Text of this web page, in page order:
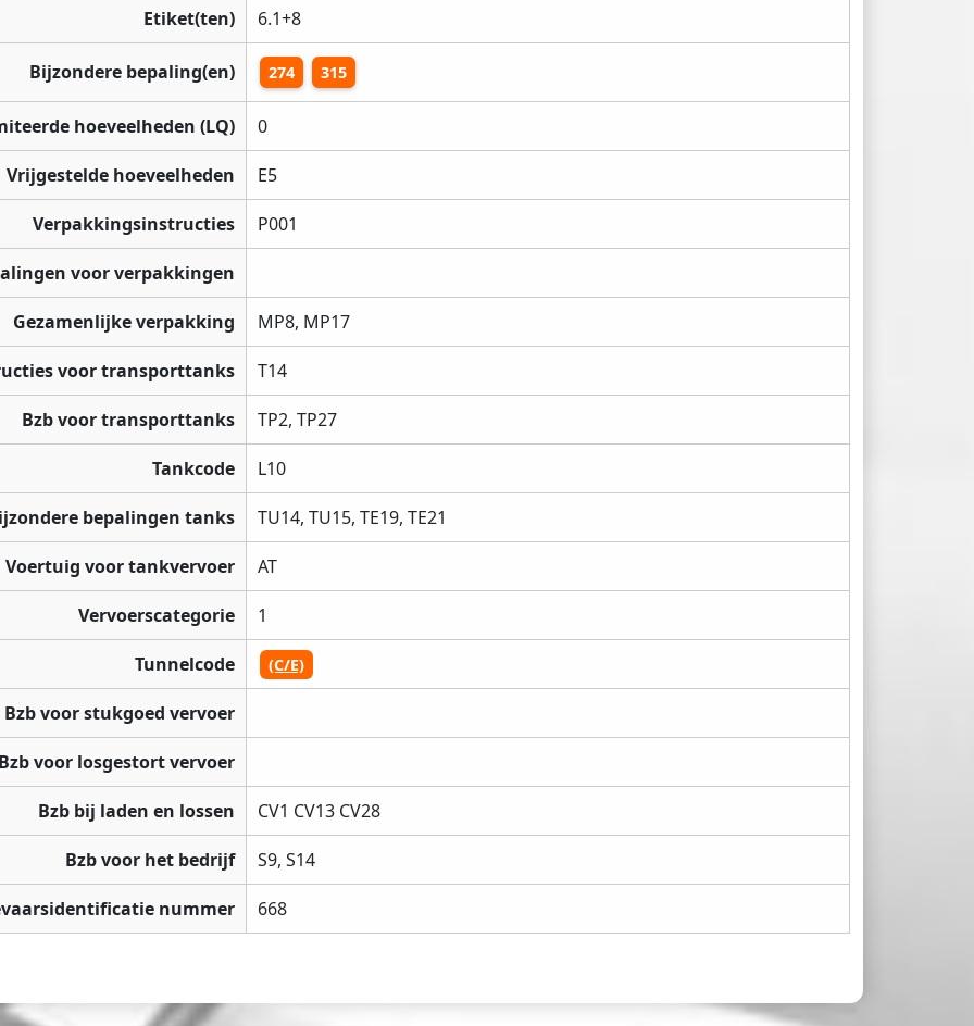
Etiket(ten) 6.1+8
Bijzondere bepaling(en) 274 315
hoeveelheden (LQ) 0
Vrijgestelde hoeveelheden E5
Verpakkingsinstructies P001
voor verpakkingen
Gezamenlijke verpakking MP8, MP17
voor transporttanks T14
Bzb voor transporttanks TP2, TP27
Tankcode L10
bepalingen tanks TU14, TU15, TE19, TE21
Voertuig voor tankvervoer AT
Vervoerscategorie 1
Tunnelcode (C/E)
Bzb voor stukgoed vervoer
voor losgestort vervoer
Bzb bij laden en lossen CV1 CV13 CV28
Bzb voor het bedrijf S9, S14
nummer 668